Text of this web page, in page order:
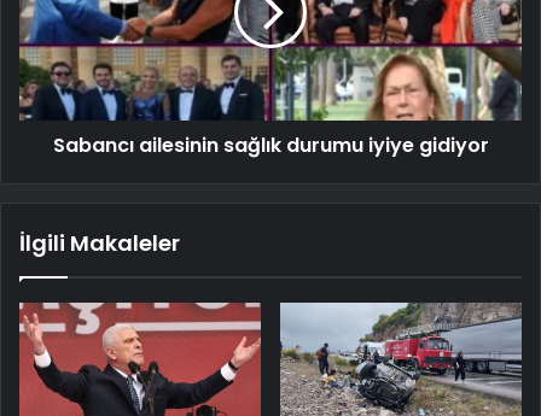
Sabancı ailesinin sağlık durumu iyiye gidiyor
İlgili Makaleler